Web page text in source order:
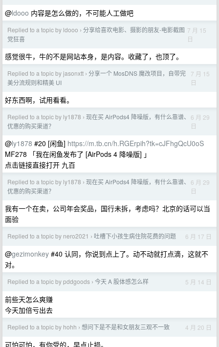
@ldooo 内容是怎么做的，不可能人工做吧
Replied to a topic by ldooo › 分享给喜欢电影、摄影的朋友-电影截图
党狂喜
7 月 15
日
感觉很牛，牛的不是网站本身，是内容。收藏了，也顶了。
Replied to a topic by jasonxtt › 分享一个 MosDNS 魔改项目，自带完
美分流规则和精美 UI
7 月 15
日
好东西啊，试用看看。
Replied to a topic by ly1878 › 现在买 AirPods4 降噪版，有什么靠谱、
优惠的购买渠道？
6 月 29
日
@ly1878 #20 [闲鱼] https://m.tb.cn/h.RGErpih?tk=cJFhgQcU0oS
MF278 「我在闲鱼发布了 [AirPods 4 降噪版] 」
点击链接直接打开 九百
Replied to a topic by ly1878 › 现在买 AirPods4 降噪版，有什么靠谱、
优惠的购买渠道？
6 月 29
日
我有一个在卖，公司年会奖品，国行未拆，考虑吗？北京的话可以当
面验
Replied to a topic by nero2021 › 吐槽下小孩生病住院花费的问题 6 月 17 日
@gezimonkey #40 认同，你说到点上了。动不动就打点滴，这就不
对。
Replied to a topic by pddgoods › 今天 A 股体感怎么样 5 月 14 日
前些天怎么爽赚
今天加倍亏出去
Replied to a topic by hohh › 想问下是不是和女朋友三观不一致 4 月 20 日
可怕可怕，有你受的，早点止损。